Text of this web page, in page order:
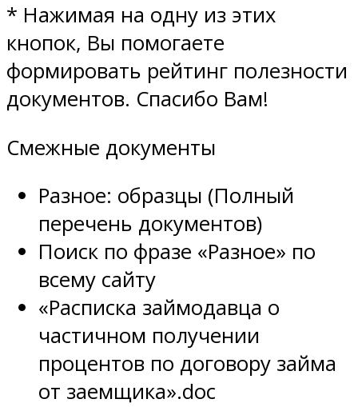
* Нажимая на одну из этих
кнопок, Вы помогаете
формировать рейтинг полезности
документов. Спасибо Вам!
Смежные документы
Разное: образцы (Полный
перечень документов)
Поиск по фразе «Разное» по
всему сайту
«Расписка займодавца о
частичном получении
процентов по договору займа
от заемщика».doc